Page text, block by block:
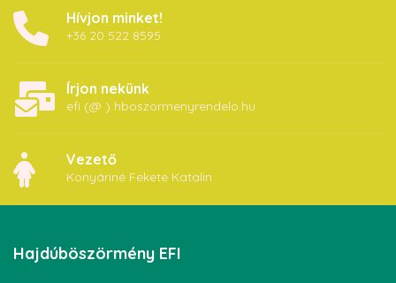
Hívjon minket!
+36 20 522 8595
Írjon nekünk
efi (@ ) hboszormenyrendelo.hu
Vezető
Konyáriné Fekete Katalin
Hajdúböszörmény EFI